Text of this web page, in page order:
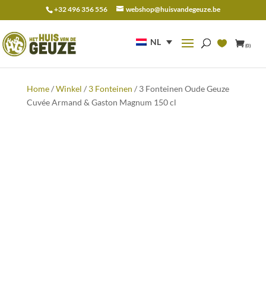
+32 496 356 556 webshop@huisvandegeuze.be
NL (0)
naar:
Home/Winkel / 3 Fonteinen / 3 Fonteinen Oude Geuze
Cuvée Armand & Gaston Magnum 150 cl